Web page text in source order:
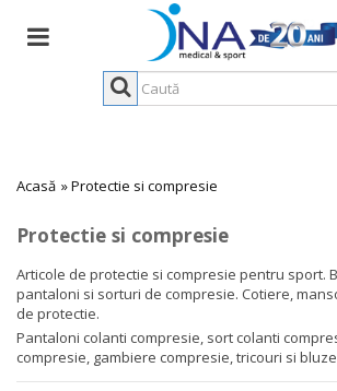
Acasă »Protectie si compresie
Protectie si compresie
Articole de protectie si compresie pentru sport.
pantaloni si sorturi de compresie. Cotiere,
de protectie.
Pantaloni colanti compresie, sort colanti
compresie, gambiere compresie, tricouri si